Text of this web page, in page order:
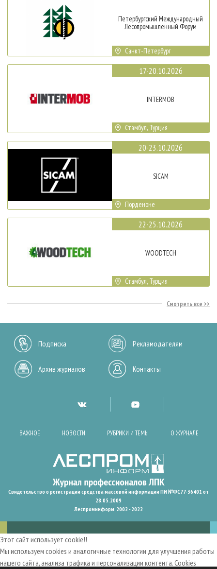
Петербургский Международный
Лесопромышленный Форум
Санкт-Петербург
17-20.10.2026
INTERMOB
Стамбул, Турция
20-23.10.2026
SICAM
Порденоне
22-25.10.2026
WOODTECH
Стамбул, Турция
Смотреть все
Подписка Рекламодателям
Архив журналов Контакты
ВАЖНОЕ НОВОСТИ РУБРИКИ И ТЕМЫ О ЖУРНАЛЕ
Свидетельство о регистрации средства массовой информации ПИ №ФС77-36401 от
28.05.2009
Леспроминформ. 2002 - 2022
Этот сайт использует cookie!!
Мы используем cookies и аналогичные технологии для улучшения работы
нашего сайта, анализа трафика и персонализации контента. Cookies